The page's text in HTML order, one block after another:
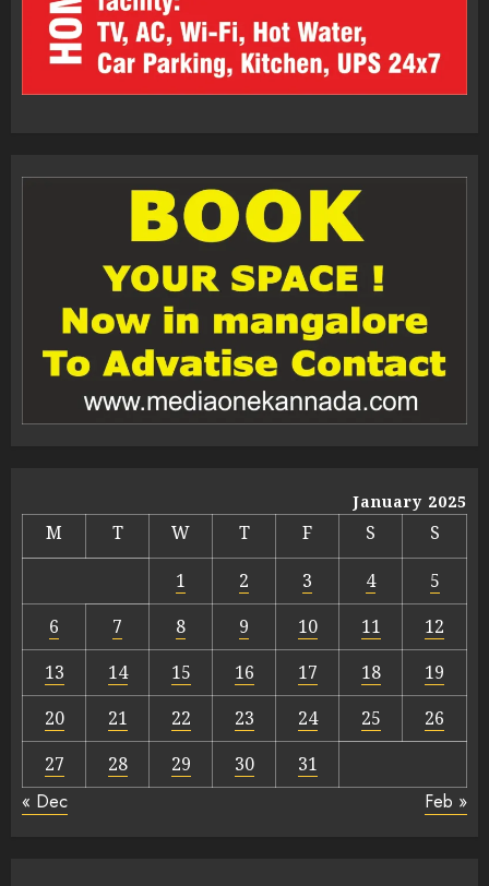
January 2025
M T W T F S
S
1
2 3 4
5
6
7 8 9 10 11
12
13
14 15 16 17 18
19
20
21 22 23 24 25
26
27
28 29 30 31
« Dec Feb »